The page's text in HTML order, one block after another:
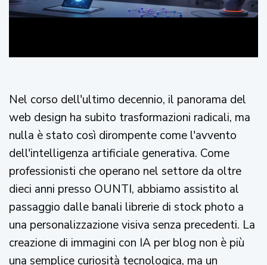
Nel corso dell'ultimo decennio, il panorama del
web design ha subito trasformazioni radicali, ma
nulla è stato così dirompente come l'avvento
dell'intelligenza artificiale generativa. Come
professionisti che operano nel settore da oltre
dieci anni presso OUNTI, abbiamo assistito al
passaggio dalle banali librerie di stock photo a
una personalizzazione visiva senza precedenti. La
creazione di immagini con IA per blog non è più
una semplice curiosità tecnologica, ma un